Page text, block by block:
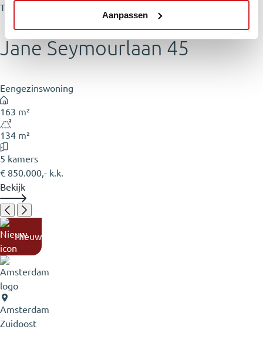
Aanpassen
Toolenburg
Jane Seymourlaan 45
Eengezinswoning
163 m²
134 m²
5 kamers
€ 850.000,- k.k.
Bekijk
Nieuw
Amsterdam
Zuidoost